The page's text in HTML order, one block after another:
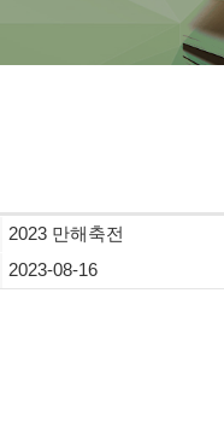
2023 만해축전
2023-08-16